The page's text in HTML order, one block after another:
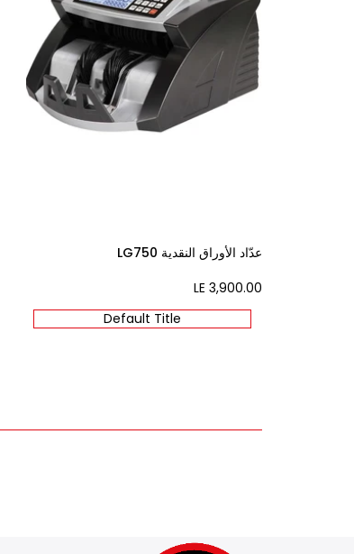
عدّاد الأوراق النقدية LG750
Sale
LE 3,900.00
Default Title